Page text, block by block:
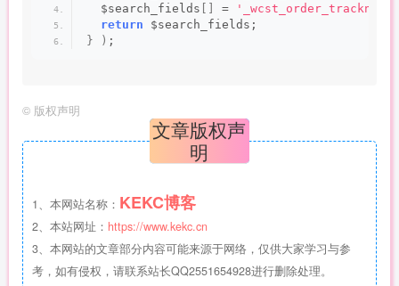
  $search_fields
[] =
'_wcst_order_trackname'
return $search_fields;
}
) ;
© 版权声明
文章版权声
明
1、本网站名称： KEKC博客
2、本站网址： https://www.kekc.cn
3、本网站的文章部分内容可能来源于网络，仅供大家学习与参
考，如有侵权，请联系站长QQ2551654928进行删除处理。